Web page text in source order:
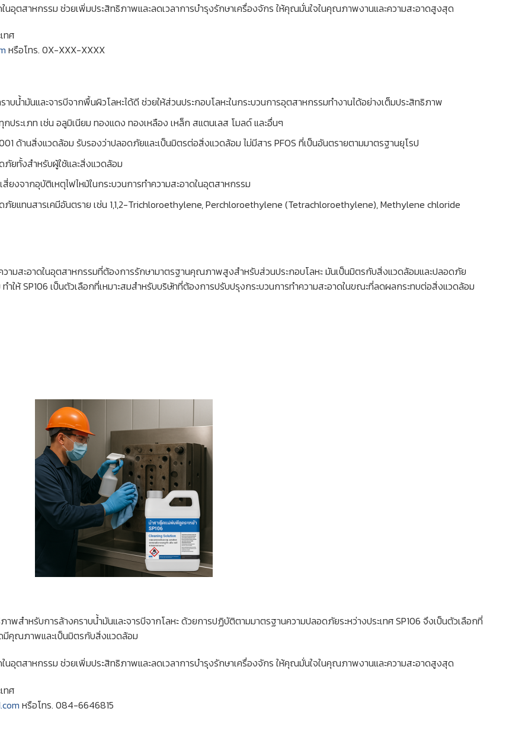
นอุตสาหกรรม ช่วยเพิ่มประสิทธิภาพและลดเวลาการบำรุงรักษาเครื่องจักร ให้คุณมั่นใจในคุณภาพงานและความสะอาดสูงสุด
ทศ
หรือโทร. 0X-XXX-XXXX
าบน้ำมันและจารบีจากพื้นผิวโลหะได้ดี ช่วยให้ส่วนประกอบโลหะในกระบวนการอุตสาหกรรมทำงานได้อย่างเต็มประสิทธิภาพ
กประเภท เช่น อลูมิเนียม ทองแดง ทองเหลือง เหล็ก สแตนเลส โมลด์ และอื่นๆ
ด้านสิ่งแวดล้อม รับรองว่าปลอดภัยและเป็นมิตรต่อสิ่งแวดล้อม ไม่มีสาร PFOS ที่เป็นอันตรายตามมาตรฐานยุโรป
ภัยทั้งสำหรับผู้ใช้และสิ่งแวดล้อม
ยงจากอุบัติเหตุไฟไหม้ในกระบวนการทำความสะอาดในอุตสาหกรรม
ภัยแทนสารเคมีอันตราย เช่น 1,1,2-Trichloroethylene, Perchloroethylene (Tetrachloroethylene), Methylene chloride
วามสะอาดในอุตสาหกรรมที่ต้องการรักษามาตรฐานคุณภาพสูงสำหรับส่วนประกอบโลหะ มันเป็นมิตรกับสิ่งแวดล้อมและปลอดภัย
ให้ SP106 เป็นตัวเลือกที่เหมาะสมสำหรับบริษัทที่ต้องการปรับปรุงกระบวนการทำความสะอาดในขณะที่ลดผลกระทบต่อสิ่งแวดล้อม
พสำหรับการล้างคราบน้ำมันและจารบีจากโลหะ ด้วยการปฏิบัติตามมาตรฐานความปลอดภัยระหว่างประเทศ SP106 จึงเป็นตัวเลือกที่
มีคุณภาพและเป็นมิตรกับสิ่งแวดล้อม
นอุตสาหกรรม ช่วยเพิ่มประสิทธิภาพและลดเวลาการบำรุงรักษาเครื่องจักร ให้คุณมั่นใจในคุณภาพงานและความสะอาดสูงสุด
ทศ
หรือโทร. 084-6646815